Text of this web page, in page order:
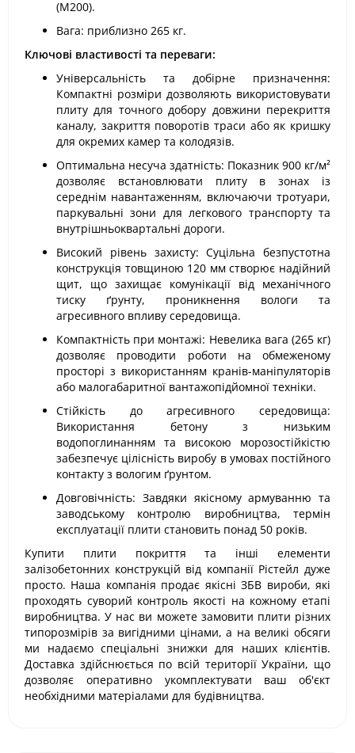
(М200).
Вага: приблизно 265 кг.
Ключові властивості та переваги:
Універсальність та добірне призначення:
Компактні розміри дозволяють використовувати
плиту для точного добору довжини перекриття
каналу, закриття поворотів траси або як кришку
для окремих камер та колодязів.
Оптимальна несуча здатність: Показник 900 кг/м²
дозволяє встановлювати плиту в зонах із
середнім навантаженням, включаючи тротуари,
паркувальні зони для легкового транспорту та
внутрішньоквартальні дороги.
Високий рівень захисту: Суцільна безпустотна
конструкція товщиною 120 мм створює надійний
щит, що захищає комунікації від механічного
тиску ґрунту, проникнення вологи та
агресивного впливу середовища.
Компактність при монтажі: Невелика вага (265 кг)
дозволяє проводити роботи на обмеженому
просторі з використанням кранів-маніпуляторів
або малогабаритної вантажопідйомної техніки.
Стійкість до агресивного середовища:
Використання бетону з низьким
водопоглинанням та високою морозостійкістю
забезпечує цілісність виробу в умовах постійного
контакту з вологим ґрунтом.
Довговічність: Завдяки якісному армуванню та
заводському контролю виробництва, термін
експлуатації плити становить понад 50 років.
Купити плити покриття та інші елементи
залізобетонних конструкцій від компанії Рістейл дуже
просто. Наша компанія продає якісні ЗБВ вироби, які
проходять суворий контроль якості на кожному етапі
виробництва. У нас ви можете замовити плити різних
типорозмірів за вигідними цінами, а на великі обсяги
ми надаємо спеціальні знижки для наших клієнтів.
Доставка здійснюється по всій території України, що
дозволяє оперативно укомплектувати ваш об'єкт
необхідними матеріалами для будівництва.